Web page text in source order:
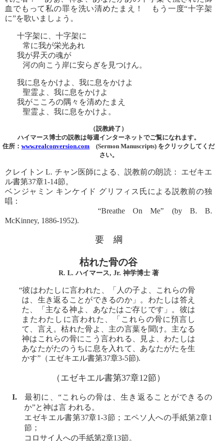
血でもって私の罪を洗い清めたまえ！ もう一度“十字架
に”を歌いましょう。
十字架に、十字架に
常に我が栄光あれ
我が昇天の魂が
河の向こう岸に安らぎを見つけん。
我に息をかけよ、我に息をかけよ
聖霊よ、我に息をかけよ
我がこころの隅々を清めたまえ
聖霊よ、我に息をかけよ。
（説教終了）
ハイマース博士の説教は毎週インターネットでご覧になれます。
住所： www.realconversion.com (Sermon Manuscripts) をクリックしてくだ
さい。
クレイトン L. チャン医師による、説教前の朗読： エゼキエ
ル書第37章1-14節。
ベンジャミン キンケイド グリフィス氏による説教前の独
唱：
“Breathe On Me” (by B. B.
McKinney, 1886-1952).
要 綱
枯れた骨の谷
R. L. ハイマース, Jr. 神学博士 著
“彼はわたしに言われた、「人の子よ、これらの骨
は、生き返ることができるのか」。わたしは答え
た、「主なる神よ、あなたはご存じです」。彼は
またわたしに言われた、「これらの骨に預言し
て、言え。枯れた骨よ、主の言葉を聞け。主なる
神はこれらの骨にこう言われる、見よ、わたしは
あなたがたのうちに息を入れて、あなたがたを生
かす”（エゼキエル書第37章3-5節).
（エゼキエル書第37章12節）
I. 最初に、“これらの骨は、生き返ることができるの
か”と神は言 われる。
エゼキエル書第37章1-3節；エペソ人への手紙第2章1
節；
コロサイ人への手紙第2章13節。